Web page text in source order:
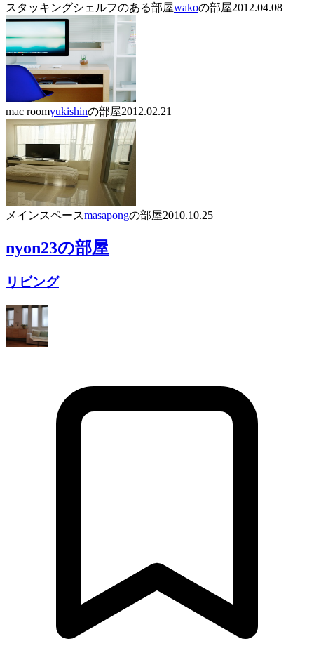
スタッキングシェルフのある部屋wakoの部屋2012.04.08
mac roomyukishinの部屋2012.02.21
メインスペースmasapongの部屋2010.10.25
nyon23の部屋
リビング